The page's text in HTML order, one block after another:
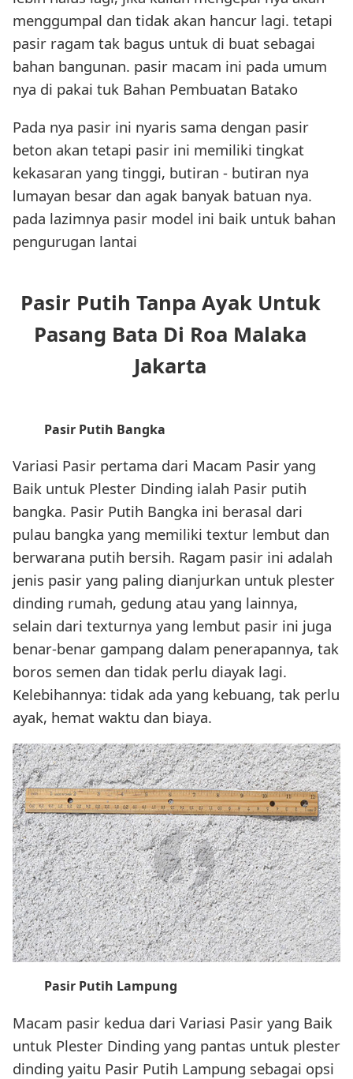
menggumpal dan tidak akan hancur lagi. tetapi
pasir ragam tak bagus untuk di buat sebagai
bahan bangunan. pasir macam ini pada umum
nya di pakai tuk Bahan Pembuatan Batako
Pada nya pasir ini nyaris sama dengan pasir
beton akan tetapi pasir ini memiliki tingkat
kekasaran yang tinggi, butiran - butiran nya
lumayan besar dan agak banyak batuan nya.
pada lazimnya pasir model ini baik untuk bahan
pengurugan lantai
Pasir Putih Tanpa Ayak Untuk
Pasang Bata Di Roa Malaka
Jakarta
Pasir Putih Bangka
Variasi Pasir pertama dari Macam Pasir yang
Baik untuk Plester Dinding ialah Pasir putih
bangka. Pasir Putih Bangka ini berasal dari
pulau bangka yang memiliki textur lembut dan
berwarana putih bersih. Ragam pasir ini adalah
jenis pasir yang paling dianjurkan untuk plester
dinding rumah, gedung atau yang lainnya,
selain dari texturnya yang lembut pasir ini juga
benar-benar gampang dalam penerapannya, tak
boros semen dan tidak perlu diayak lagi.
Kelebihannya: tidak ada yang kebuang, tak perlu
ayak, hemat waktu dan biaya.
Pasir Putih Lampung
Macam pasir kedua dari Variasi Pasir yang Baik
untuk Plester Dinding yang pantas untuk plester
dinding yaitu Pasir Putih Lampung sebagai opsi